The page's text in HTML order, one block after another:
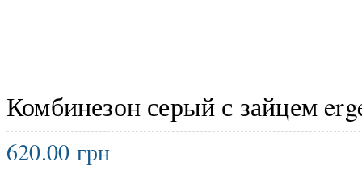
Комбинезон серый с зайцем
620.00грн